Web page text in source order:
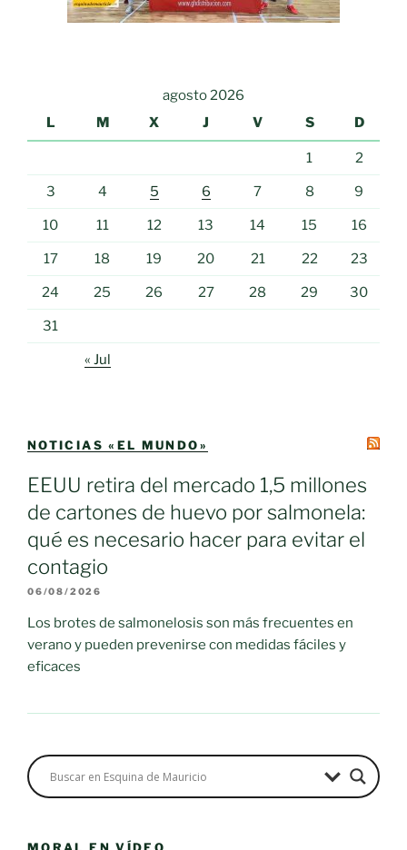
agosto 2026
L
M X J V S D
1 2
3 4 5 6 7 8 9
10 11 12 13 14 15 16
17 18 19 20 21 22 23
24 25 26 27 28 29 30
31
« Jul
NOTICIAS «EL MUNDO»
EEUU retira del mercado 1,5 millones
de cartones de huevo por salmonela:
qué es necesario hacer para evitar el
contagio
06/08/2026
Los brotes de salmonelosis son más frecuentes en
verano y pueden prevenirse con medidas fáciles y
eficaces